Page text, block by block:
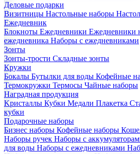
Деловые подарки
Визитницы Настольные наборы
Ежедневник
Блокноты Ежедневники Ежедневники
ежедневника Наборы с ежедневниками
Зонты
Зонты-трости Складные зонты
Кружки
Бокалы Бутылки для воды Кофейные
Термокружки Термосы Чайные наборы
Наградная продукция
Kристаллы Кубки Медали Плакетка
кубки
Подарочные наборы
Бизнес наборы Кофейные наборы
Наборы ручек Наборы с
для воды Наборы с ежедневниками